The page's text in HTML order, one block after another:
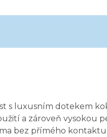
s luxusním dotekem
a zároveň
bez přímého